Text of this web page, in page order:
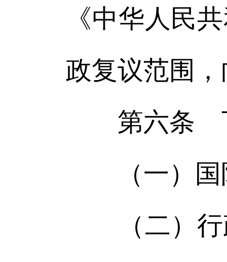
《中华人民
政复议范围
第六条 下
（一）国
（二）行